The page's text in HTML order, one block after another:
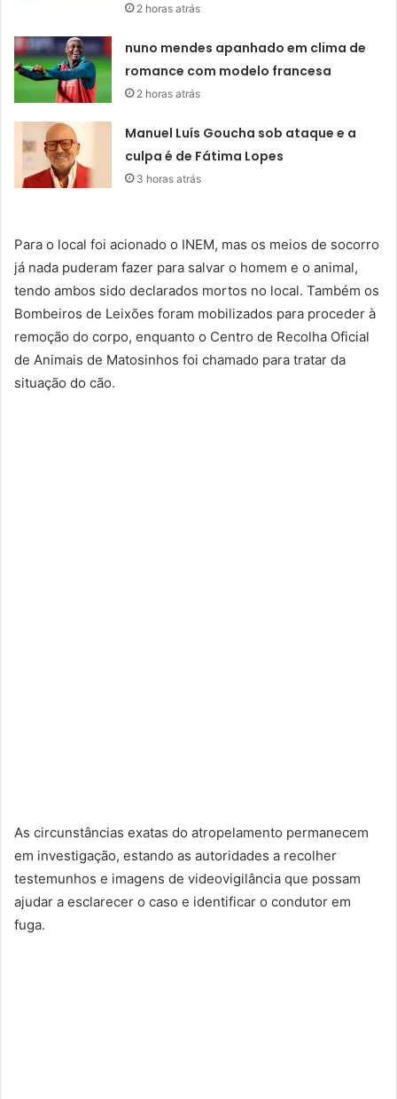
2 horas atrás
nuno mendes apanhado em clima de
romance com modelo francesa
2 horas atrás
Manuel Luís Goucha sob ataque e a
culpa é de Fátima Lopes
3 horas atrás
Para o local foi acionado o INEM, mas os meios de socorro
já nada puderam fazer para salvar o homem e o animal,
tendo ambos sido declarados mortos no local. Também os
Bombeiros de Leixões foram mobilizados para proceder à
remoção do corpo, enquanto o Centro de Recolha Oficial
de Animais de Matosinhos foi chamado para tratar da
situação do cão.
As circunstâncias exatas do atropelamento permanecem
em investigação, estando as autoridades a recolher
testemunhos e imagens de videovigilância que possam
ajudar a esclarecer o caso e identificar o condutor em
fuga.